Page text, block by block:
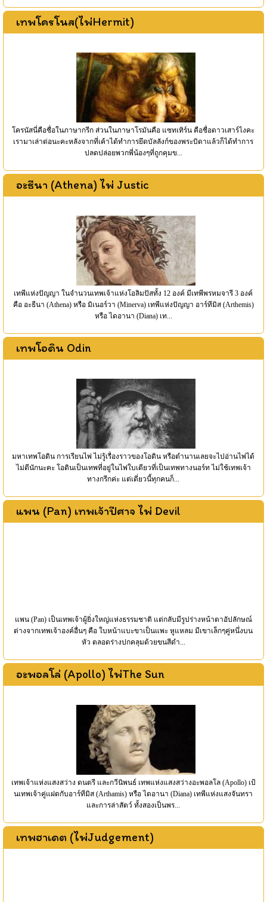
เทพโครโนส(ไพ่Hermit)
โครนัสนี่คือชื่อในภาษากรีก ส่วนในภาษาโรมันคือ แซทเทิร์น คือชื่อดาวเสาร์ไงคะ
เรามาเล่าต่อนะคะหลังจากที่เค้าได้ทำการยึดบัลลังก์ของพระบิดาแล้วก็ได้ทำการ
ปลดปล่อยพวกพี่น้องๆที่ถูกคุมข...
อะธีนา (Athena) ไพ่ Justic
เทพีแห่งปัญญา ในจำนวนเทพเจ้าแห่งโอลิมปัสทั้ง 12 องค์ มีเทพีพรหมจารี 3 องค์
คือ อะธีนา (Athena) หรือ มิเนอร์วา (Minerva) เทพีแห่งปัญญา อาร์ทีมิส (Arthemis)
หรือ ไดอานา (Diana) เท...
เทพโอดิน Odin
มหาเทพโอดิน การเรียนไพ่ ไม่รู้เรื่องราวของโอดิน หรือตำนานเลยจะไปอ่านไพ่ได้
ไม่ดีนักนะคะ โอดินเป็นเทพที่อยู่ในไพ่ใบเดียวที่เป็นเทพทางนอร์ท ไม่ใช้เทพเจ้า
ทางกรีกค่ะ แต่เดี่ยวนี้ทุกคนก็...
แพน (Pan) เทพเจ้าปีศาจ ไพ่ Devil
แพน (Pan) เป็นเทพเจ้าผู้ยิ่งใหญ่แห่งธรรมชาติ แต่กลับมีรูปร่างหน้าตาอัปลักษณ์
ต่างจากเทพเจ้าองค์อื่นๆ คือ ใบหน้าแบะขาเป็นแพะ หูแหลม มีเขาเล็กๆคู่หนึ่งบน
หัว ตลอดร่างปกคลุมด้วยขนสีดำ...
อะพอลโล่ (Apollo) ไพ่The Sun
เทพเจ้าแห่งแสงสว่าง ดนตรี และกวีนิพนธ์ เทพแห่งแสงสว่างอะพอลโล (Apollo) เป้
นเทพเจ้าคู่แฝดกับอาร์ทีมิส (Arthamis) หรือ ไดอานา (Diana) เทพีแห่งแสงจันทรา
และการล่าสัตว์ ทั้งสองเป็นพร...
เทพฮาเดต (ไพ่Judgement)